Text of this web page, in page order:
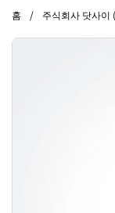
홈 / 주식회사 닷사이